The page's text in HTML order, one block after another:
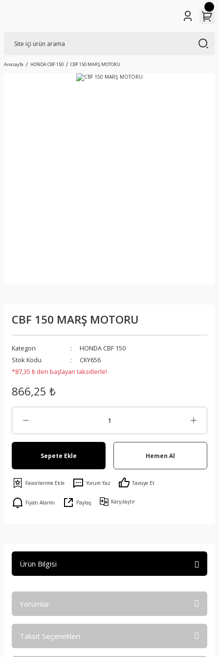
Anasayfa HONDA CBF 150 CBF 150 MARŞ MOTORU
CBF 150 MARŞ MOTORU
Kategori
HONDA CBF 150
Stok Kodu
CKY656
*87,35 ₺ den başlayan taksitlerle!
866,25 ₺
Sepete Ekle Hemen Al
Yorum Yaz Tavsiye Et
Fiyatı Alarmı Paylaş Karşılaştır
Ürün Bilgisi
Yorumlar
Taksit Seçenekleri